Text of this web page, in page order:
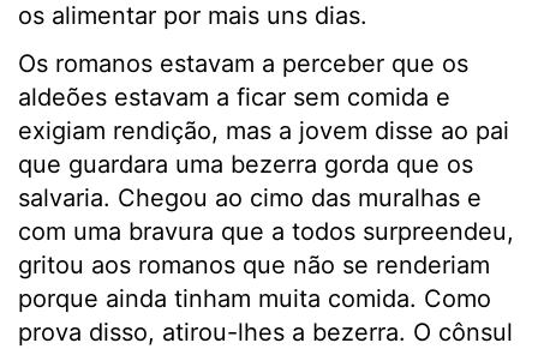
os alimentar por mais uns dias.
Os romanos estavam a perceber que os
aldeões estavam a ficar sem comida e
exigiam rendição, mas a jovem disse ao pai
que guardara uma bezerra gorda que os
salvaria. Chegou ao cimo das muralhas e
com uma bravura que a todos surpreendeu,
gritou aos romanos que não se renderiam
porque ainda tinham muita comida. Como
prova disso, atirou-lhes a bezerra. O cônsul